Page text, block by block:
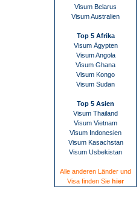
Visum Belarus
Visum Australien
Top 5 Afrika
Visum Ägypten
Visum Angola
Visum Ghana
Visum Kongo
Visum Sudan
Top 5 Asien
Visum Thailand
Visum Vietnam
Visum Indonesien
Visum Kasachstan
Visum Usbekistan
Alle anderen Länder und
Visa finden Sie hier